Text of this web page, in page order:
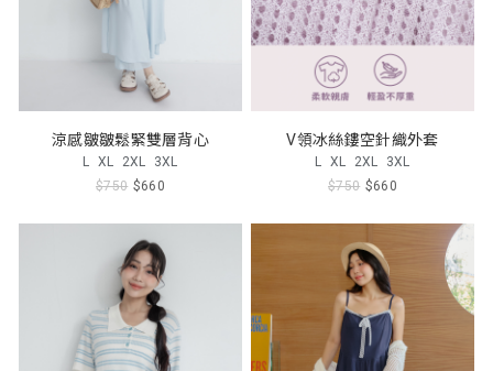
涼感皺皺鬆緊雙層背心
L XL 2XL 3XL
$750 $660
V領冰絲鏤空針織外套
L XL 2XL 3XL
$750 $660